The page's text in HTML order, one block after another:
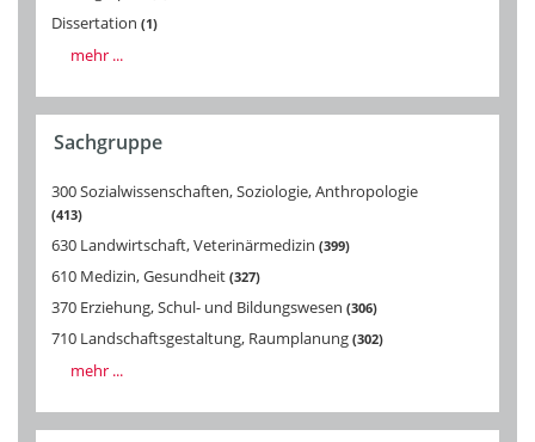
Dissertation 1
mehr ...
Sachgruppe
300 Sozialwissenschaften, Soziologie, Anthropologie
413
630 Landwirtschaft, Veterinärmedizin 399
610 Medizin, Gesundheit 327
370 Erziehung, Schul- und Bildungswesen 306
710 Landschaftsgestaltung, Raumplanung 302
mehr ...